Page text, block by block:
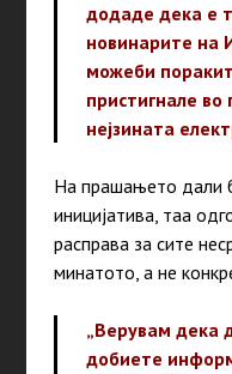
додаде дека е
новинарите на
можеби
пристигнале во
нејзината
На прашањето дали
иницијатива, таа
расправа за сите
минатото, а не
„Верувам дека
добиете